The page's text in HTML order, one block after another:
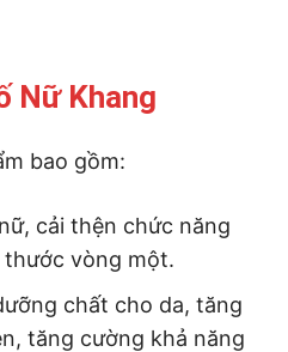
Nữ Khang
bao gồm:
cải thện chức năng
thước vòng một.
chất cho da, tăng
tăng cường khả năng